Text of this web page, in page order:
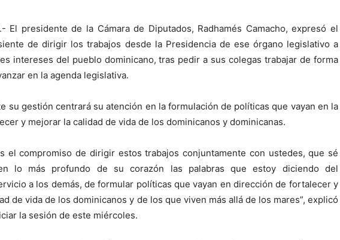
El presidente de la Cámara de Diputados, Radhamés Camacho, expresó el
de dirigir los trabajos desde la Presidencia de ese órgano legislativo a
intereses del pueblo dominicano, tras pedir a sus colegas trabajar de forma
en la agenda legislativa.
su gestión centrará su atención en la formulación de políticas que vayan en la
y mejorar la calidad de vida de los dominicanos y dominicanas.
el compromiso de dirigir estos trabajos conjuntamente con ustedes, que sé
lo más profundo de su corazón las palabras que estoy diciendo del
a los demás, de formular políticas que vayan en dirección de fortalecer y
de vida de los dominicanos y de los que viven más allá de los mares”, explicó
la sesión de este miércoles.